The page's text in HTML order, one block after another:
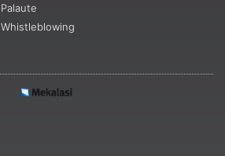
Palaute
Whistleblowing